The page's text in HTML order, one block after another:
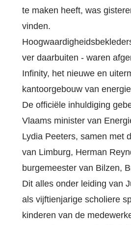
te maken heeft, was
vinden.
ver daarbuiten - waren
Infinity, het nieuwe en
kantoorgebouw van
De officiële inhuldiging
Vlaams minister van
Lydia Peeters, samen met
van Limburg, Herman
burgemeester van Bilzen,
Dit alles onder leiding van
als vijftienjarige scholiere
kinderen van de